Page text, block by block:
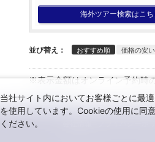
海外ツアー検索はこち
並び替え： おすすめ順 価格の安
※表示金額はオンライン予約時
←日本旅行トップへ
当社サイト内においてお客様ごとに最
を使用しています。Cookieの使用に同
ください。